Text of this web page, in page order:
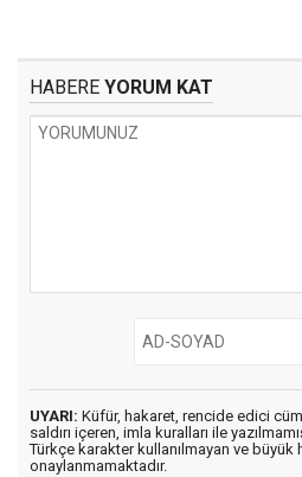
HABERE YORUM KAT
UYARI: Küfür, hakaret, rencide edici
saldırı içeren, imla kuralları ile
Türkçe karakter kullanılmayan ve büyük
onaylanmamaktadır.